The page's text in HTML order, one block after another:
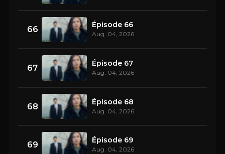
66 Épisode 66
Aug. 04, 2026
67 Épisode 67
Aug. 04, 2026
68 Épisode 68
Aug. 04, 2026
69 Épisode 69
Aug. 04, 2026